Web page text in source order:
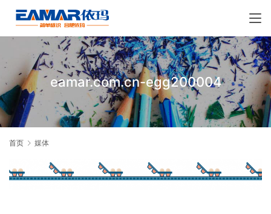
eamar.com.cn-egg200004
首页 媒体